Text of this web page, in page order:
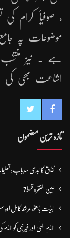
، صوفیأ کرام کی
موضوعات پہ جامع
ہے ۔ نیز
اشاعت بھی کی
تازہ ترین مضمون
نفاق کاابدی سدِباب:
عین الفقر: قسط7
ابیات باھوؒ: مُرشد کامِل
الہامِ الہٰی اور غیر نبی کو